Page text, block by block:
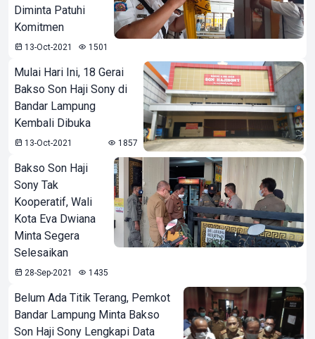
Diminta Patuhi
Komitmen
13-Oct-2021 1501
Mulai Hari Ini, 18 Gerai
Bakso Son Haji Sony di
Bandar Lampung
Kembali Dibuka
13-Oct-2021 1857
Bakso Son Haji
Sony Tak
Kooperatif, Wali
Kota Eva Dwiana
Minta Segera
Selesaikan
28-Sep-2021 1435
Belum Ada Titik Terang, Pemkot
Bandar Lampung Minta Bakso
Son Haji Sony Lengkapi Data